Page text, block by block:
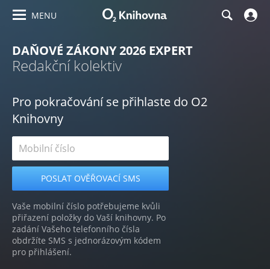
MENU
DAŇOVÉ ZÁKONY 2026 EXPERT
Redakční kolektiv
Pro pokračování se přihlaste do O2
Knihovny
Vaše mobilní číslo potřebujeme kvůli
přiřazení položky do Vaší knihovny. Po
zadání Vašeho telefonního čísla
obdržíte SMS s jednorázovým kódem
pro přihlášení.